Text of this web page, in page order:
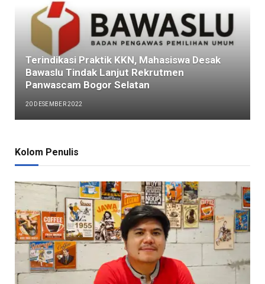
Terindikasi Praktik KKN, Mahasiswa Desak
Bawaslu Tindak Lanjut Rekrutmen
Panwascam Bogor Selatan
20 DESEMBER 2022
Kolom Penulis